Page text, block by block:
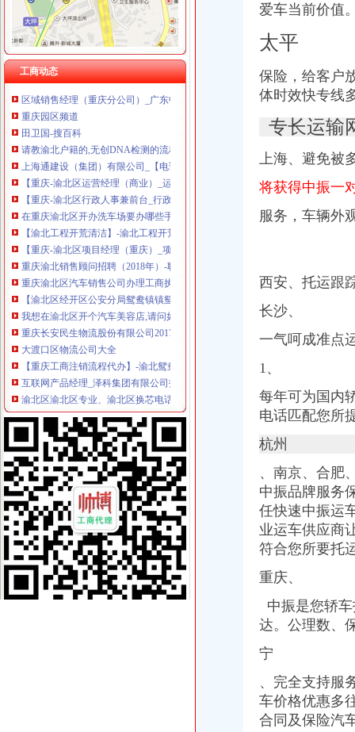
工商动态
重庆隆讯科技有限公司
【58同城】重庆渝北工商注册_公司注册代理_代办注册公司价格
位于重庆市渝北区的联发集团招聘|Indeed.com
重庆销售数据分析：营运专员（渝北金开大道）名企-重庆爱问分类
区域销售经理（重庆分公司）_广东中山市三角万利有限公司
重庆园区频道
田卫国-搜百科
请教渝北户籍的,无创DNA检测的流程,急,谢谢_听说是渝北区_宝
上海通建设（集团）有限公司_【电话地址_招聘信息_注册信息_信用
【重庆-渝北区运营经理（商业）_运营经理（商业）招聘_重庆棕榈泉
【重庆-渝北区行政人事兼前台_行政人事兼前台招聘_天津大海云科技
在重庆渝北区开办洗车场要办哪些手续？_搜问问
【渝北工程开荒清洁】-渝北工程开荒清洁价格|批发-渝北工程开荒清洁
【重庆-渝北区项目经理（重庆）_项目经理（重庆）招聘_重庆交换空
重庆渝北销售顾问招聘（2018年）-职友集（让就业决策更聪明）
重庆渝北区汽车销售公司办理工商执照的流程_第1页_中国杂谈！_人文
【渝北区经开区公安分局鸳鸯镇镇鸳鸯北路16号鸳鸯租房渝北鸳鸯
我想在渝北区开个汽车美容店,请问如何办理相关执照和程序是怎样的
重庆长安民生物流股份有限公司2017校园招聘_重庆校园招聘
大渡口区物流公司大全
【重庆工商注销流程代办】-渝北鸳鸯易登网
互联网产品经理_泽科集团有限公司招聘信息—中华英才网
渝北区渝北区专业、渝北区换芯电话_重庆李文
重庆渝北区开汽车怎么办|汽车芯片遥控-重庆艺诚_【具】
重庆建工高新建材有限公司楼宇工业化分公司PC构件运输项目招标公
发布商机列表_重庆创动【今日推荐网-分类信息】
重庆装修口碑哪家好？_其它装修|一起网装修
重庆云邮天下信息技术有限公司_【电话地址_招聘信息_注册信息_信用
【重庆销售代表/区域销售代表/大客户销售代表_销售代表/区域销售代
重庆装饰公司-土巴兔装修问答
年审车辆流程|渝北区年审车|驰铭汽车经纪
【渝北区经开区公安分局鸳鸯镇镇鸳鸯北路16号租房渝北租房】
重庆三峡集团股份有限公司
置业指南：盘点渝北鸳鸯区域楼盘|云居山|金开|渝北_新浪新闻
位于重庆市渝北区的店购科技公司招聘|Indeed.com
渝北分公司2016年机房外市电维修_竞争谈判采购公告_中国招标网_
渝北助理招聘|渝北助理职位信息汇总|助理渝北招聘分类-数字英才网
中国邮政储蓄银行股份有限公司重庆渝北区金开大道支行_【电话地址_
【58同城】重庆渝北资质证书办理_企业资质代理_资质代办机构
【58同城】重庆渝北北环公司注销服务_公司注销代理_公司注销费用
爱车当前价值
太平
保险，给客户
体时效快专线
专长运输
上海、避免被
将获得中振一
服务，车辆外
西安、托运跟
长沙、
一气呵成准点
1、
每年可为国内
电话匹配您
杭州
、 南京、 合肥
中振品牌服务
任快速中振运
业运车供应商
符合您所要托
重庆、
中振是您轿
达。公理数、
宁
、完全支持服
车价格优惠多
合 同及保险汽